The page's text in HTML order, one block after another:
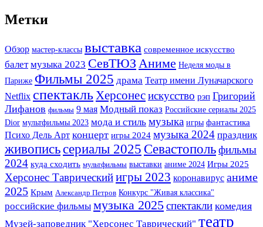
Метки
Обзор мастер-классы выставка современное искусство
балет музыка 2023 СевТЮЗ Аниме Неделя моды в
Париже Фильмы 2025 драма Театр имени Луначарского
Netflix спектакль Херсонесискусство рэп Григорий
Лифанов фильмы 9 мая Модный показ Российские сериалы 2025
Dior мультфильмы 2023 мода и стиль музыка игры фантастика
Психо Дель Арт концерт игры 2024 музыка 2024 праздник
живописьсериалы 2025 Севастопольфильмы
2024 куда сходить мультфильмы выставки аниме 2024 Игры 2025
Херсонес Таврическийигры 2023 коронавирус аниме
2025 Крым Александр Петров Конкурс "Живая классика"
российские фильмы музыка 2025спектакли комедия
Музей-заповедник "Херсонес Таврический" театр